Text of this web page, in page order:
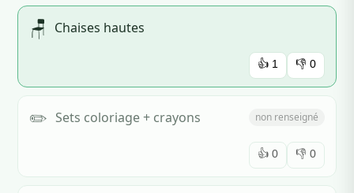
🪑 Chaises hautes
👍 1 👎 0
✏️ Sets coloriage + crayons non renseigné
👍 0 👎 0